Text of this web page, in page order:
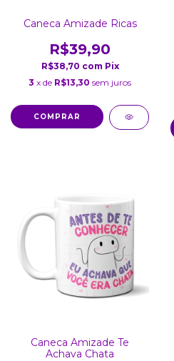
Caneca Amizade Ricas
R$39,90
R$38,70 com Pix
3 x de R$13,30 sem juros
COMPRAR
Caneca Amizade Te
Achava Chata